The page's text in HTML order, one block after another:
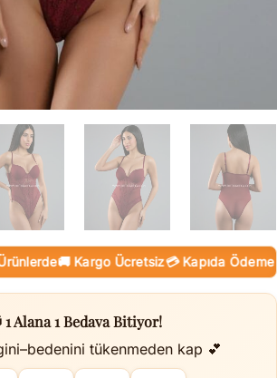
🚚 Kargo Ücretsiz💳 Kapıda Ödeme
1 Alana 1 Bedava Bitiyor!
tükenmeden kap 💕